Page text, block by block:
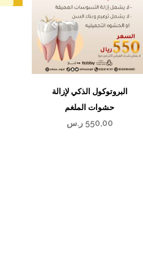
البروتوكول الذكي لإزالة
حشوات الملغم
550,00 ر.س